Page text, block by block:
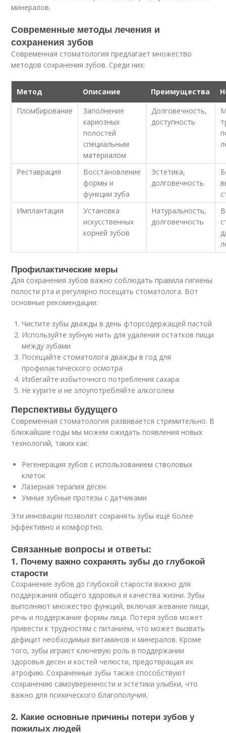
минералов.
Современные методы лечения и
сохранения зубов
Современная стоматология предлагает множество
методов сохранения зубов. Среди них:
Метод Описание Преимущества
Пломбирование
Заполнение
кариозных
полостей
специальным
материалом
Долговечность,
доступность
Реставрация
Восстановление
формы и
функции зуба
Эстетика,
долговечность
Имплантация
Установка
искусственных
корней зубов
Натуральность,
долговечность
Профилактические меры
Для сохранения зубов важно соблюдать правила гигиены
полости рта и регулярно посещать стоматолога. Вот
основные рекомендации:
Чистите зубы дважды в день фторсодержащей пастой
Используйте зубную нить для удаления остатков пищи
между зубами
Посещайте стоматолога дважды в год для
профилактического осмотра
Избегайте избыточного потребления сахара
Не курите и не злоупотребляйте алкоголем
Перспективы будущего
Современная стоматология развивается стремительно. В
ближайшие годы мы можем ожидать появления новых
технологий, таких как:
Регенерация зубов с использованием стволовых
клеток
Лазерная терапия дёсен
Умные зубные протезы с датчиками
Эти инновации позволят сохранять зубы ещё более
эффективно и комфортно.
Связанные вопросы и ответы:
1. Почему важно сохранять зубы до глубокой
старости
Сохранение зубов до глубокой старости важно для
поддержания общего здоровья и качества жизни. Зубы
выполняют множество функций, включая жевание пищи,
речь и поддержание формы лица. Потеря зубов может
привести к трудностям с питанием, что может вызвать
дефицит необходимых витаминов и минералов. Кроме
того, зубы играют ключевую роль в поддержании
здоровья десен и костей челюсти, предотвращая их
атрофию. Сохраненные зубы также способствуют
сохранению самоуверенности и эстетики улыбки, что
важно для психического благополучия.
2. Какие основные причины потери зубов у
пожилых людей